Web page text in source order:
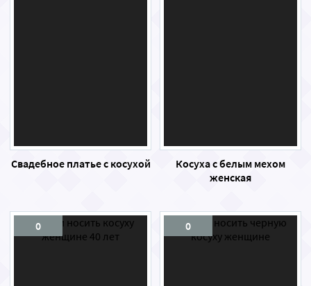
Свадебное платье с косухой
Косуха с белым мехом
женская
0 0